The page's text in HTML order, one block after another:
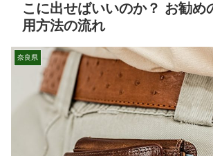
こに出せばいいのか？ お勧め
用方法の流れ
奈良県